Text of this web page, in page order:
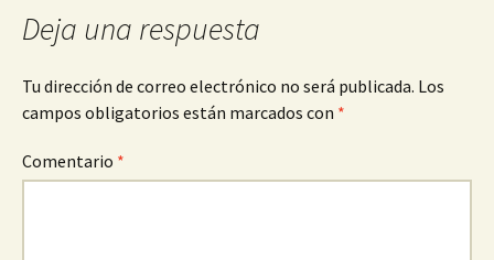
entradas
Deja una respuesta
Tu dirección de correo electrónico no será publicada. Los
campos obligatorios están marcados con *
Comentario *